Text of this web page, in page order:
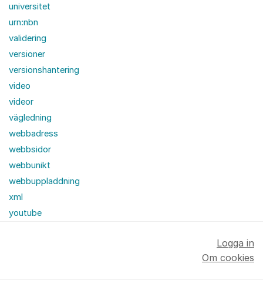
universitet
urn:nbn
validering
versioner
versionshantering
video
videor
vägledning
webbadress
webbsidor
webbunikt
webbuppladdning
xml
youtube
Logga in
Om cookies